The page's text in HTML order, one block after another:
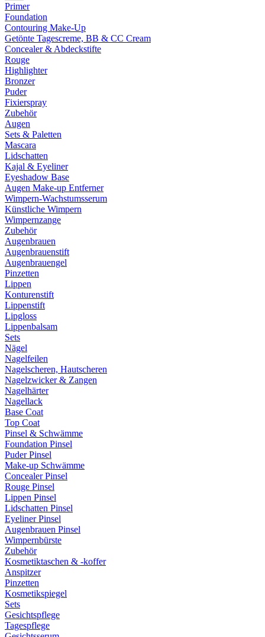
Primer
Foundation
Contouring Make-Up
Getönte Tagescreme, BB & CC Cream
Concealer & Abdeckstifte
Rouge
Highlighter
Bronzer
Puder
Fixierspray
Zubehör
Augen
Sets & Paletten
Mascara
Lidschatten
Kajal & Eyeliner
Eyeshadow Base
Augen Make-up Entferner
Wimpern-Wachstumsserum
Künstliche Wimpern
Wimpernzange
Zubehör
Augenbrauen
Augenbrauenstift
Augenbrauengel
Pinzetten
Lippen
Konturenstift
Lippenstift
Lipgloss
Lippenbalsam
Sets
Nägel
Nagelfeilen
Nagelscheren, Hautscheren
Nagelzwicker & Zangen
Nagelhärter
Nagellack
Base Coat
Top Coat
Pinsel & Schwämme
Foundation Pinsel
Puder Pinsel
Make-up Schwämme
Concealer Pinsel
Rouge Pinsel
Lippen Pinsel
Lidschatten Pinsel
Eyeliner Pinsel
Augenbrauen Pinsel
Wimpernbürste
Zubehör
Kosmetiktaschen & -koffer
Anspitzer
Pinzetten
Kosmetikspiegel
Sets
Gesichtspflege
Tagespflege